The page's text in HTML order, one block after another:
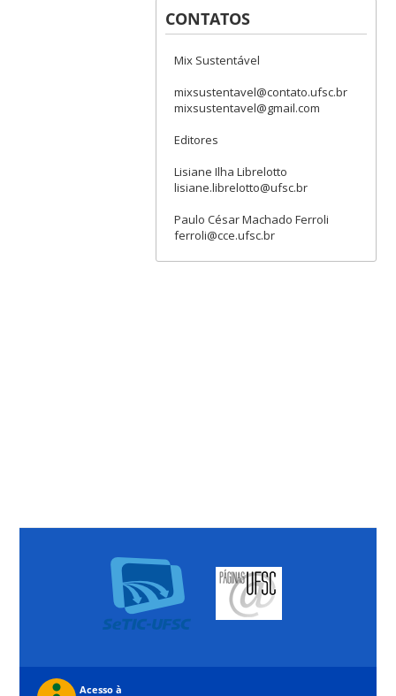
CONTATOS
Mix Sustentável
mixsustentavel@contato.ufsc.br
mixsustentavel@gmail.com
Editores
Lisiane Ilha Librelotto
lisiane.librelotto@ufsc.br
Paulo César Machado Ferroli
ferroli@cce.ufsc.br